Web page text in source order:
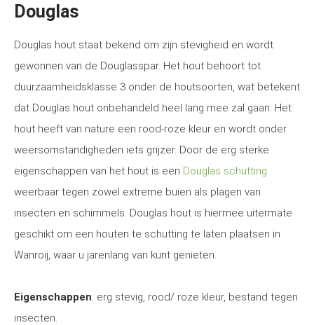
Douglas
Douglas hout staat bekend om zijn stevigheid en wordt
gewonnen van de Douglasspar. Het hout behoort tot
duurzaamheidsklasse 3 onder de houtsoorten, wat betekent
dat Douglas hout onbehandeld heel lang mee zal gaan. Het
hout heeft van nature een rood-roze kleur en wordt onder
weersomstandigheden iets grijzer. Door de erg sterke
eigenschappen van het hout is een Douglas schutting
weerbaar tegen zowel extreme buien als plagen van
insecten en schimmels. Douglas hout is hiermee uitermate
geschikt om een houten te schutting te laten plaatsen in
Wanroij, waar u jarenlang van kunt genieten.
Eigenschappen: erg stevig, rood/ roze kleur, bestand tegen
insecten.